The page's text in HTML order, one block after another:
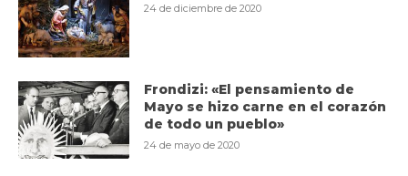
24 de diciembre de 2020
Frondizi: «El pensamiento de
Mayo se hizo carne en el corazón
de todo un pueblo»
24 de mayo de 2020